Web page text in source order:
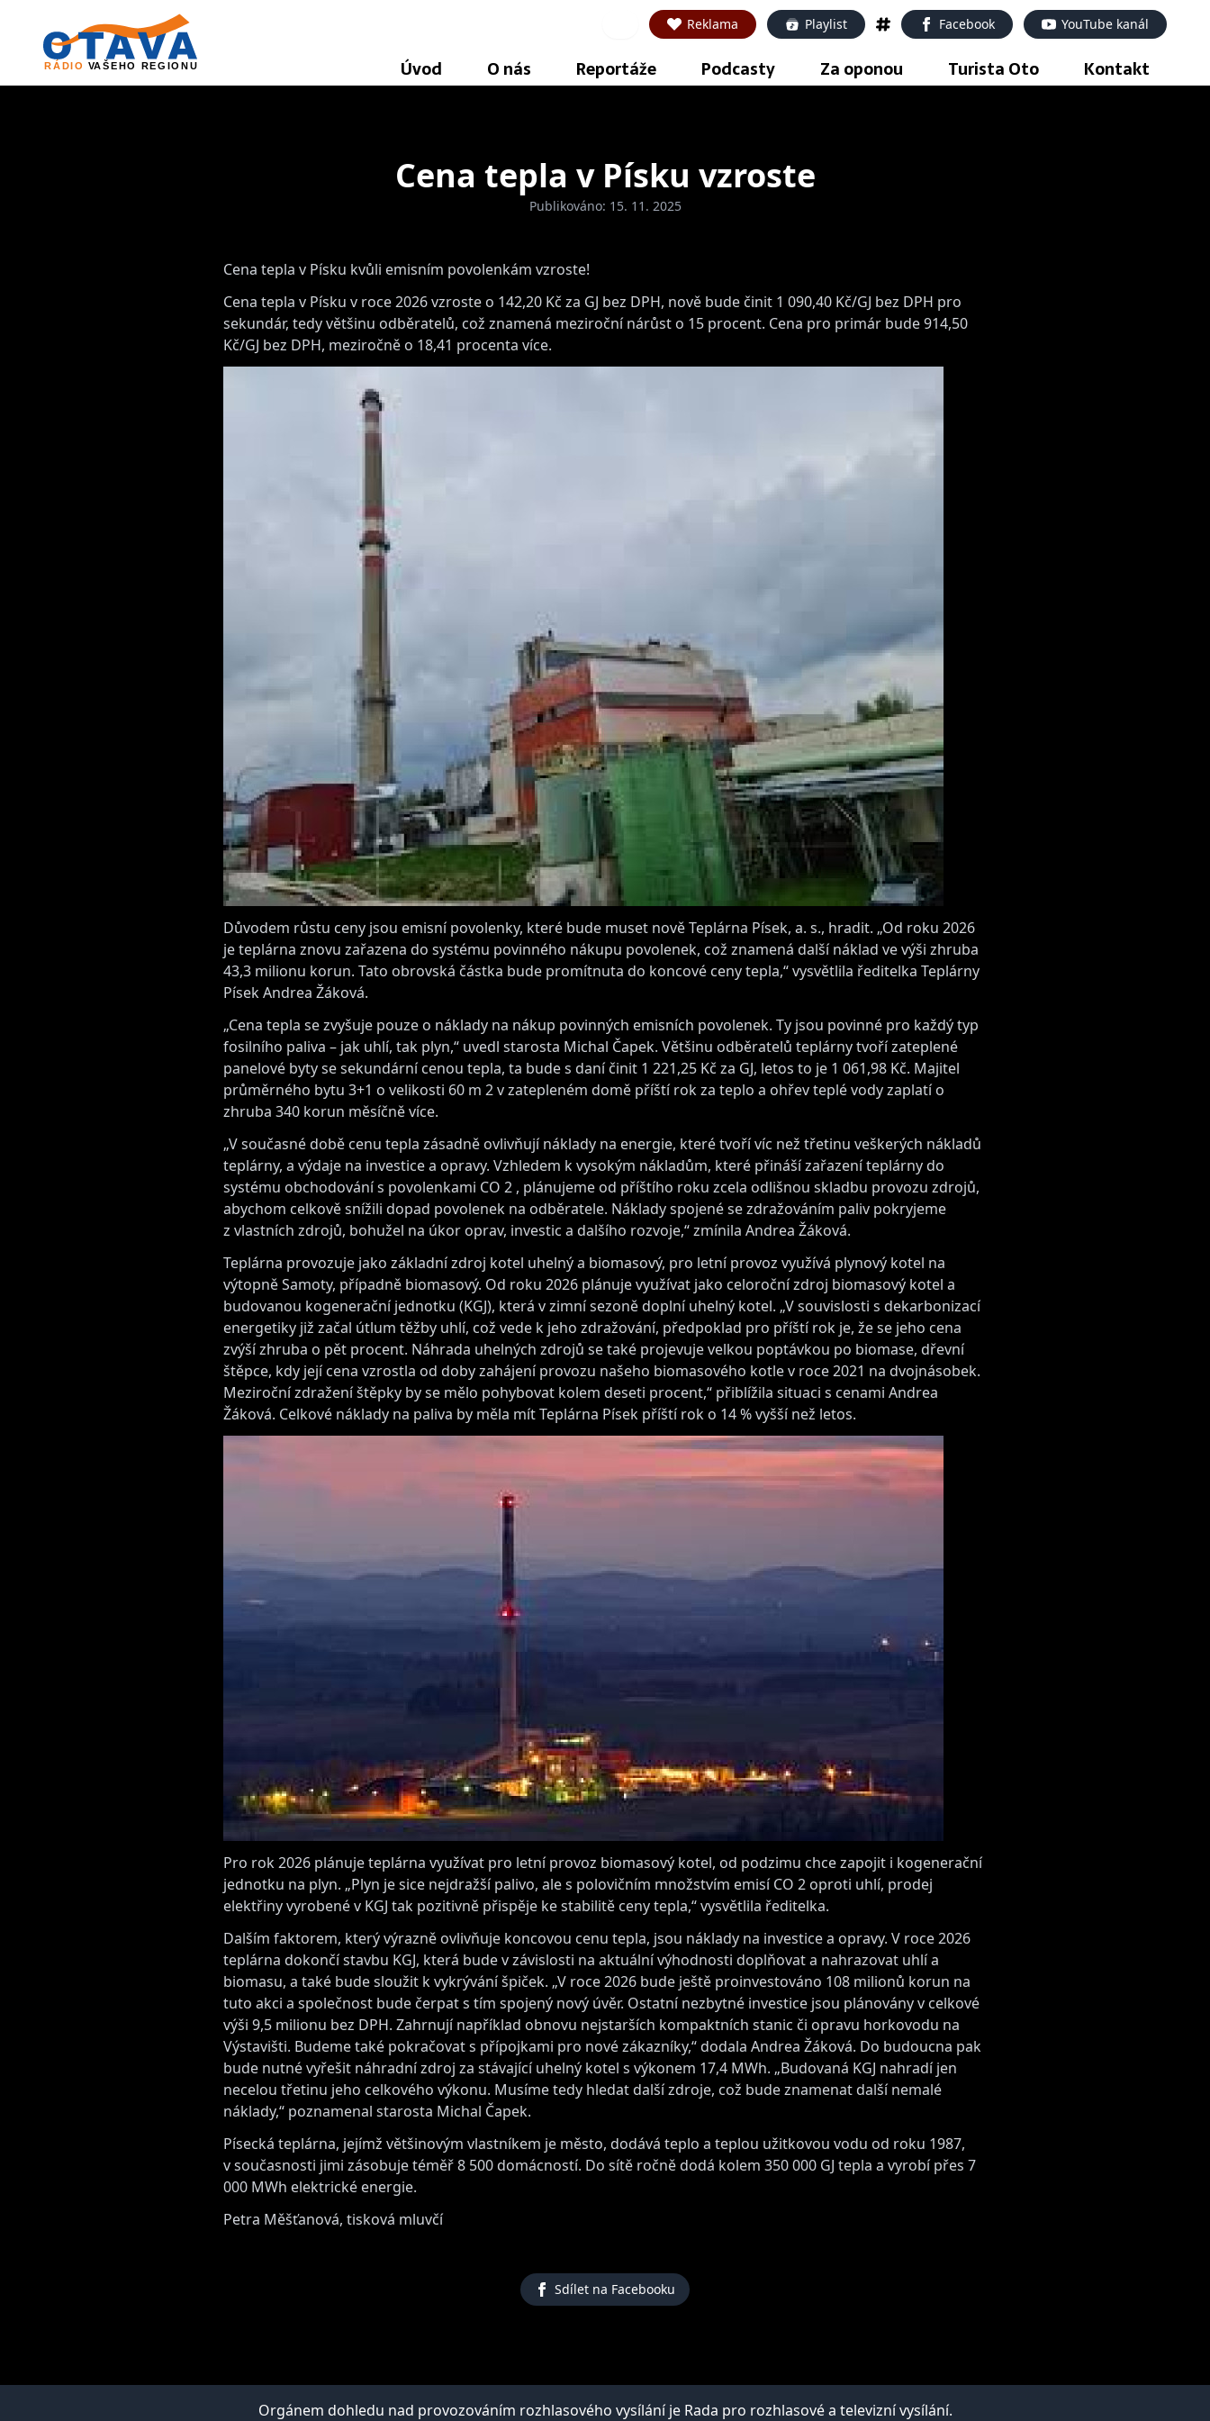
Reklama Playlist Facebook YouTube kanál
Úvod O nás Reportáže Podcasty Za oponou Turista Oto Kontakt
Cena tepla v Písku vzroste
Publikováno: 15. 11. 2025
Cena tepla v Písku kvůli emisním povolenkám vzroste!
Cena tepla v Písku v roce 2026 vzroste o 142,20 Kč za GJ bez DPH, nově bude činit 1 090,40 Kč/GJ bez DPH pro
sekundár, tedy většinu odběratelů, což znamená meziroční nárůst o 15 procent. Cena pro primár bude 914,50
Kč/GJ bez DPH, meziročně o 18,41 procenta více.
Důvodem růstu ceny jsou emisní povolenky, které bude muset nově Teplárna Písek, a. s., hradit. „Od roku 2026
je teplárna znovu zařazena do systému povinného nákupu povolenek, což znamená další náklad ve výši zhruba
43,3 milionu korun. Tato obrovská částka bude promítnuta do koncové ceny tepla,“ vysvětlila ředitelka Teplárny
Písek Andrea Žáková.
„Cena tepla se zvyšuje pouze o náklady na nákup povinných emisních povolenek. Ty jsou povinné pro každý typ
fosilního paliva – jak uhlí, tak plyn,“ uvedl starosta Michal Čapek. Většinu odběratelů teplárny tvoří zateplené
panelové byty se sekundární cenou tepla, ta bude s daní činit 1 221,25 Kč za GJ, letos to je 1 061,98 Kč. Majitel
průměrného bytu 3+1 o velikosti 60 m 2 v zatepleném domě příští rok za teplo a ohřev teplé vody zaplatí o
zhruba 340 korun měsíčně více.
„V současné době cenu tepla zásadně ovlivňují náklady na energie, které tvoří víc než třetinu veškerých nákladů
teplárny, a výdaje na investice a opravy. Vzhledem k vysokým nákladům, které přináší zařazení teplárny do
systému obchodování s povolenkami CO 2 , plánujeme od příštího roku zcela odlišnou skladbu provozu zdrojů,
abychom celkově snížili dopad povolenek na odběratele. Náklady spojené se zdražováním paliv pokryjeme
z vlastních zdrojů, bohužel na úkor oprav, investic a dalšího rozvoje,“ zmínila Andrea Žáková.
Teplárna provozuje jako základní zdroj kotel uhelný a biomasový, pro letní provoz využívá plynový kotel na
výtopně Samoty, případně biomasový. Od roku 2026 plánuje využívat jako celoroční zdroj biomasový kotel a
budovanou kogenerační jednotku (KGJ), která v zimní sezoně doplní uhelný kotel. „V souvislosti s dekarbonizací
energetiky již začal útlum těžby uhlí, což vede k jeho zdražování, předpoklad pro příští rok je, že se jeho cena
zvýší zhruba o pět procent. Náhrada uhelných zdrojů se také projevuje velkou poptávkou po biomase, dřevní
štěpce, kdy její cena vzrostla od doby zahájení provozu našeho biomasového kotle v roce 2021 na dvojnásobek.
Meziroční zdražení štěpky by se mělo pohybovat kolem deseti procent,“ přiblížila situaci s cenami Andrea
Žáková. Celkové náklady na paliva by měla mít Teplárna Písek příští rok o 14 % vyšší než letos.
Pro rok 2026 plánuje teplárna využívat pro letní provoz biomasový kotel, od podzimu chce zapojit i kogenerační
jednotku na plyn. „Plyn je sice nejdražší palivo, ale s polovičním množstvím emisí CO 2 oproti uhlí, prodej
elektřiny vyrobené v KGJ tak pozitivně přispěje ke stabilitě ceny tepla,“ vysvětlila ředitelka.
Dalším faktorem, který výrazně ovlivňuje koncovou cenu tepla, jsou náklady na investice a opravy. V roce 2026
teplárna dokončí stavbu KGJ, která bude v závislosti na aktuální výhodnosti doplňovat a nahrazovat uhlí a
biomasu, a také bude sloužit k vykrývání špiček. „V roce 2026 bude ještě proinvestováno 108 milionů korun na
tuto akci a společnost bude čerpat s tím spojený nový úvěr. Ostatní nezbytné investice jsou plánovány v celkové
výši 9,5 milionu bez DPH. Zahrnují například obnovu nejstarších kompaktních stanic či opravu horkovodu na
Výstavišti. Budeme také pokračovat s přípojkami pro nové zákazníky,“ dodala Andrea Žáková. Do budoucna pak
bude nutné vyřešit náhradní zdroj za stávající uhelný kotel s výkonem 17,4 MWh. „Budovaná KGJ nahradí jen
necelou třetinu jeho celkového výkonu. Musíme tedy hledat další zdroje, což bude znamenat další nemalé
náklady,“ poznamenal starosta Michal Čapek.
Písecká teplárna, jejímž většinovým vlastníkem je město, dodává teplo a teplou užitkovou vodu od roku 1987,
v současnosti jimi zásobuje téměř 8 500 domácností. Do sítě ročně dodá kolem 350 000 GJ tepla a vyrobí přes 7
000 MWh elektrické energie.
Petra Měšťanová, tisková mluvčí
Sdílet na Facebooku
Orgánem dohledu nad provozováním rozhlasového vysílání je Rada pro rozhlasové a televizní vysílání.